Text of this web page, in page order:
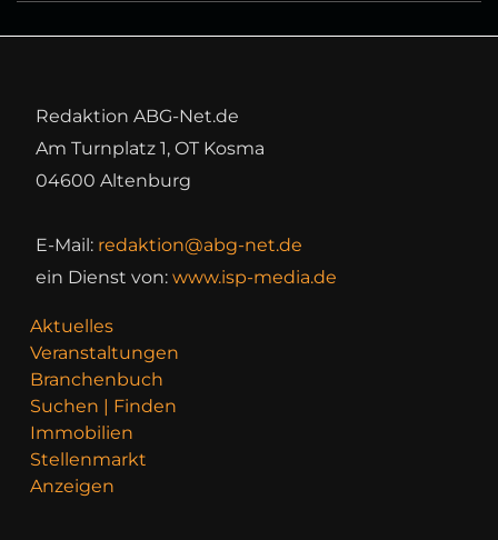
Redaktion ABG-Net.de
Am Turnplatz 1, OT Kosma
04600 Altenburg
E-Mail: redaktion@abg-net.de
ein Dienst von: www.isp-media.de
Aktuelles
Veranstaltungen
Branchenbuch
Suchen | Finden
Immobilien
Stellenmarkt
Anzeigen